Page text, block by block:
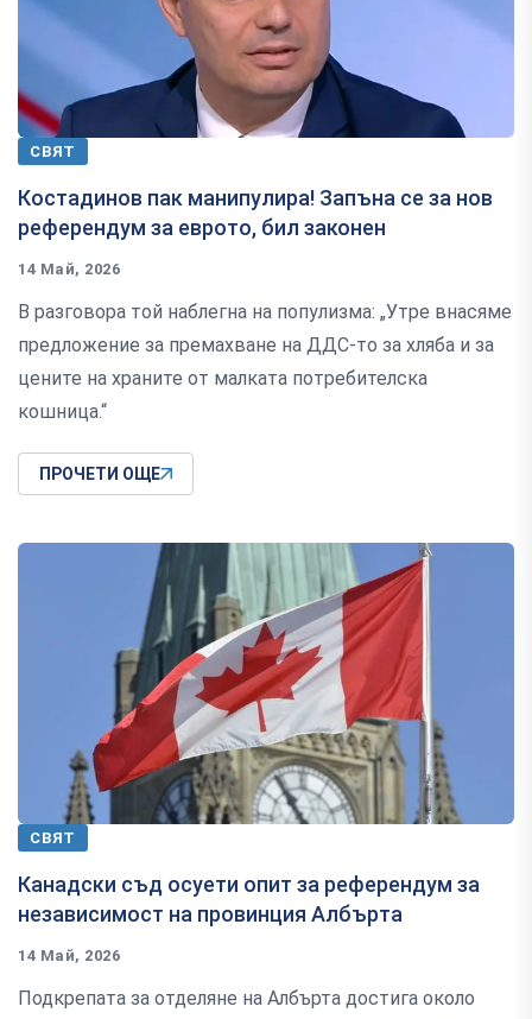
СВЯТ
Костадинов пак манипулира! Запъна се за нов
референдум за еврото, бил законен
14 Май, 2026
В разговора той наблегна на популизма: „Утре внасяме
предложение за премахване на ДДС-то за хляба и за
цените на храните от малката потребителска
кошница.“
ПРОЧЕТИ ОЩЕ
СВЯТ
Канадски съд осуети опит за референдум за
независимост на провинция Албърта
14 Май, 2026
Подкрепата за отделяне на Албърта достига около